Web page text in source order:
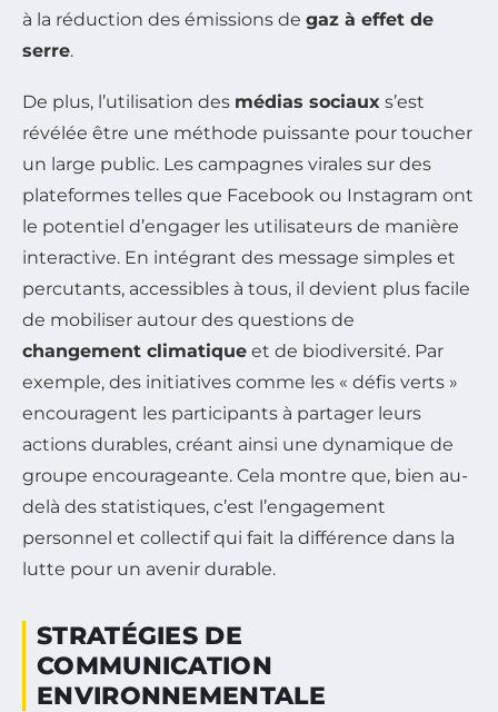
à la réduction des émissions de gaz à effet de
serre.
De plus, l’utilisation des médias sociaux s’est
révélée être une méthode puissante pour toucher
un large public. Les campagnes virales sur des
plateformes telles que Facebook ou Instagram ont
le potentiel d’engager les utilisateurs de manière
interactive. En intégrant des message simples et
percutants, accessibles à tous, il devient plus facile
de mobiliser autour des questions de
changement climatique et de biodiversité. Par
exemple, des initiatives comme les « défis verts »
encouragent les participants à partager leurs
actions durables, créant ainsi une dynamique de
groupe encourageante. Cela montre que, bien au-
delà des statistiques, c’est l’engagement
personnel et collectif qui fait la différence dans la
lutte pour un avenir durable.
STRATÉGIES DE
COMMUNICATION
ENVIRONNEMENTALE